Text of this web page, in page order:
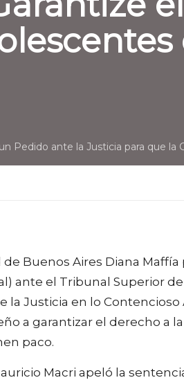
Pedido ante la Justicia para que la
de Buenos Aires Diana
ante el Tribunal Superior
la Justicia en lo
a garantizar el derecho a
paco.
Macri apeló la